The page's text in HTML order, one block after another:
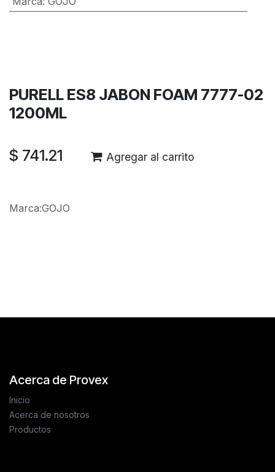
PURELL ES8 JABON FOAM 7777-02
1200ML
$ 741.21 Agregar al carrito
Marca:GOJO
Acerca de Provex
Inicio
Acerca de nosotros
Productos